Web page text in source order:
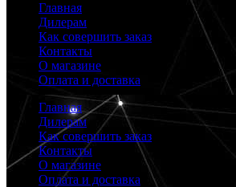
Главная
Дилерам
Как совершить заказ
Контакты
О магазине
Оплата и доставка
Главная
Дилерам
Как совершить заказ
Контакты
О магазине
Оплата и доставка